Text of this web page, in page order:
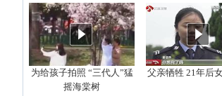
为给孩子拍照 “三代人”猛
摇海棠树
父亲牺牲 21年后